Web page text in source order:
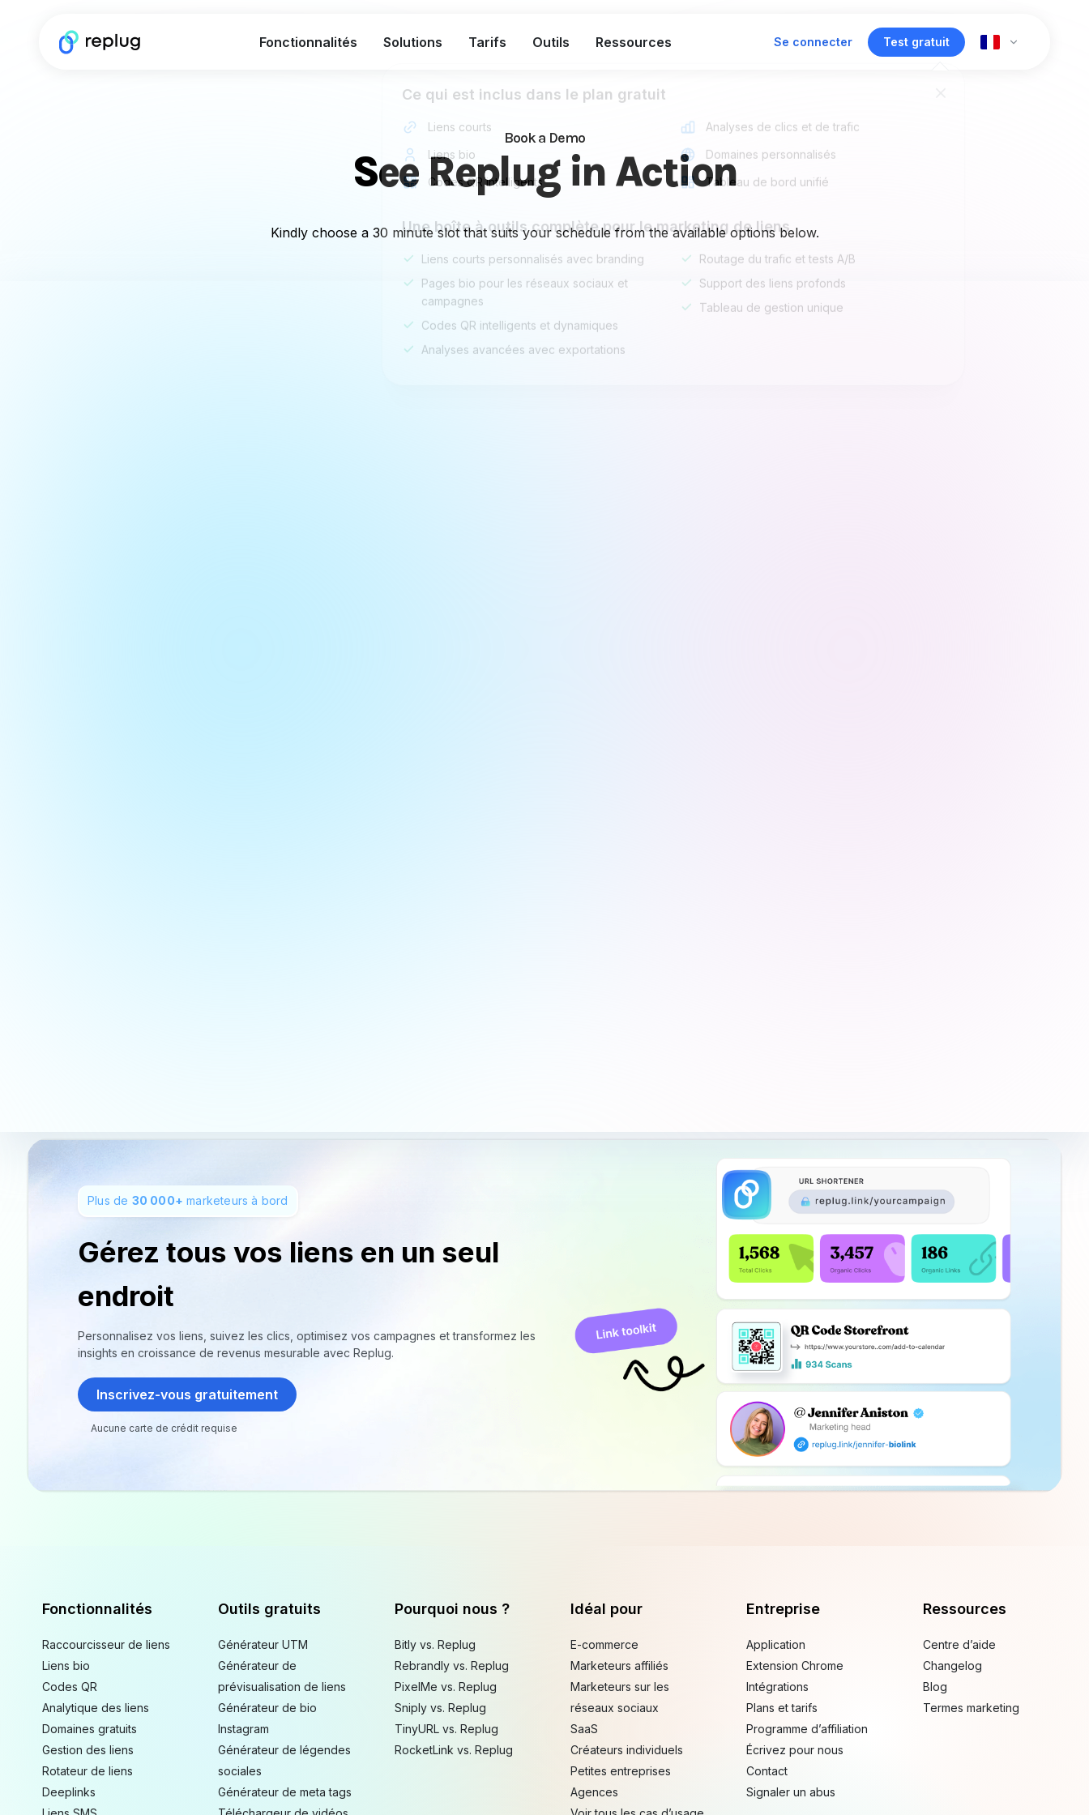
Fonctionnalités Solutions Tarifs Outils Ressources Se connecter Test gratuit
Ce qui est inclus dans le plan gratuit
Liens courts
Liens bio
Codes QR intelligents
Analyses de clics et de trafic
Domaines personnalisés
Tableau de bord unifié
Une boîte à outils complète pour le marketing de liens
Liens courts personnalisés avec branding
Pages bio pour les réseaux sociaux et
campagnes
Codes QR intelligents et dynamiques
Analyses avancées avec exportations
Routage du trafic et tests A/B
Support des liens profonds
Tableau de gestion unique
Book a Demo
See Replug in Action
Kindly choose a 30 minute slot that suits your schedule from the available options below.
Plus de 30 000+ marketeurs à bord
Gérez tous vos liens en un seul
endroit
Personnalisez vos liens, suivez les clics, optimisez vos campagnes et transformez les
insights en croissance de revenus mesurable avec Replug.
Inscrivez-vous gratuitement
Aucune carte de crédit requise
Fonctionnalités
Raccourcisseur de liens
Liens bio
Codes QR
Analytique des liens
Domaines gratuits
Gestion des liens
Rotateur de liens
Deeplinks
Outils gratuits
Générateur UTM
Générateur de
prévisualisation de liens
Générateur de bio
Instagram
Générateur de légendes
sociales
Générateur de meta tags
Pourquoi nous ?
Bitly vs. Replug
Rebrandly vs. Replug
PixelMe vs. Replug
Sniply vs. Replug
TinyURL vs. Replug
RocketLink vs. Replug
Idéal pour
E-commerce
Marketeurs affiliés
Marketeurs sur les
réseaux sociaux
SaaS
Créateurs individuels
Petites entreprises
Agences
Entreprise
Application
Extension Chrome
Intégrations
Plans et tarifs
Programme d’affiliation
Écrivez pour nous
Contact
Signaler un abus
Ressources
Centre d’aide
Changelog
Blog
Termes marketing